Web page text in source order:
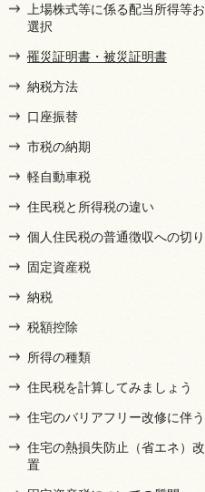
上場株式等に係る配当所得等
選択
罹災証明書・被災証明書
納税方法
口座振替
市税の納期
軽自動車税
住民税と所得税の違い
個人住民税の普通徴収への切
固定資産税
納税
税額控除
所得の種類
住民税を計算してみましょう
住宅のバリアフリー改修に伴
住宅の熱損失防止（省エネ）
置